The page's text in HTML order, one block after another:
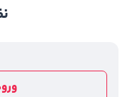
مربع و مستطیل